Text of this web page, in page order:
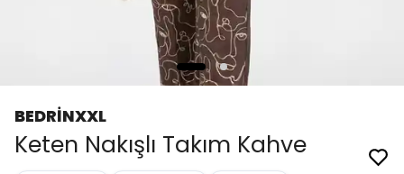
BEDRİNXXL
Keten Nakışlı Takım Kahve